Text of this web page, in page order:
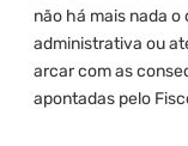
não há mais nada
administrativa ou
arcar com as
apontadas pelo